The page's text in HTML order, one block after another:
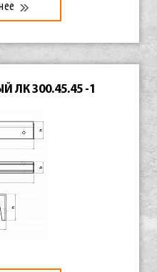
ЛК 300.45.45 -1